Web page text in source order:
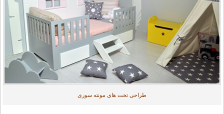
طراحی تخت های مونته سوری